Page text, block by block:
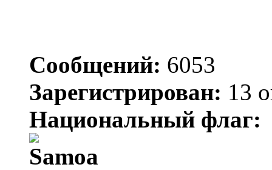
Сообщений: 6053
Зарегистрирован: 13
Национальный флаг: